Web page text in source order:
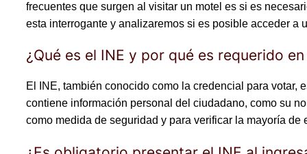
frecuentes que surgen al visitar un motel es si es
esta interrogante y analizaremos si es posible acceder a
¿Qué es el INE y por qué es requerido
El INE, también conocido como la credencial para
contiene información personal del ciudadano, como su
como medida de seguridad y para verificar la mayoría de